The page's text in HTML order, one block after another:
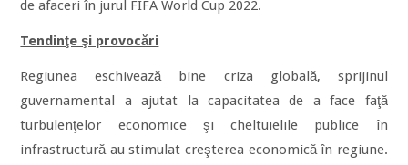
de afaceri în jurul FIFA World Cup 2022.
Tendinţe şi provocări
Regiunea eschivează bine criza globală, sprijinul
guvernamental a ajutat la capacitatea de a face faţă
turbulenţelor economice şi cheltuielile publice în
infrastructură au stimulat creşterea economică în regiune.